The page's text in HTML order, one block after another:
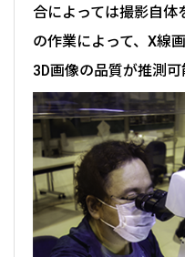
合によっては撮影自体
の作業によって、X線
3D画像の品質が推測可